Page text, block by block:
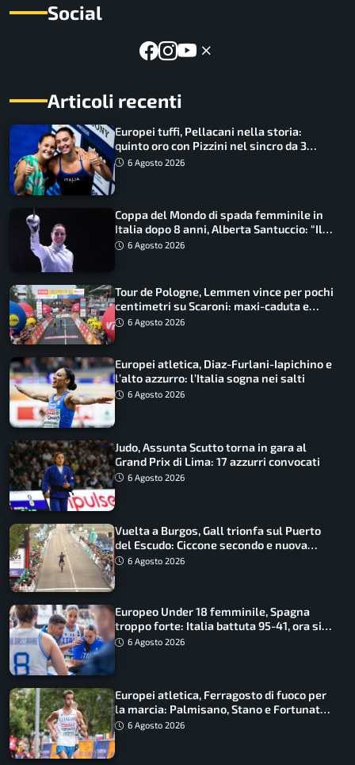
Social
Articoli recenti
Europei tuffi, Pellacani nella storia:
quinto oro con Pizzini nel sincro da 3
metri
6 Agosto 2026
Coppa del Mondo di spada femminile in
Italia dopo 8 anni, Alberta Santuccio: “Il
lavoro dà sempre i suoi frutti”
6 Agosto 2026
Tour de Pologne, Lemmen vince per pochi
centimetri su Scaroni: maxi-caduta e
tappa accorciata
6 Agosto 2026
Europei atletica, Diaz-Furlani-Iapichino e
l’alto azzurro: l’Italia sogna nei salti
6 Agosto 2026
Judo, Assunta Scutto torna in gara al
Grand Prix di Lima: 17 azzurri convocati
6 Agosto 2026
Vuelta a Burgos, Gall trionfa sul Puerto
del Escudo: Ciccone secondo e nuova
maglia di leader
6 Agosto 2026
Europeo Under 18 femminile, Spagna
troppo forte: Italia battuta 95-41, ora si
gioca il Mondiale
6 Agosto 2026
Europei atletica, Ferragosto di fuoco per
la marcia: Palmisano, Stano e Fortunato
guidano l’Italia
6 Agosto 2026